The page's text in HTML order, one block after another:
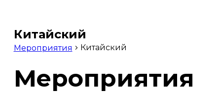
Китайский
Мероприятия Китайский
Мероприятия